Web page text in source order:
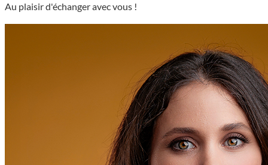
Au plaisir d'échanger avec vous !